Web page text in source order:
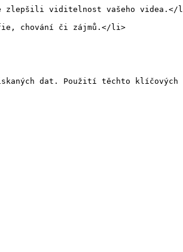
zlepšili viditelnost vašeho videa.</
chování či zájmů.</li>
dat. Použití těchto klíčových